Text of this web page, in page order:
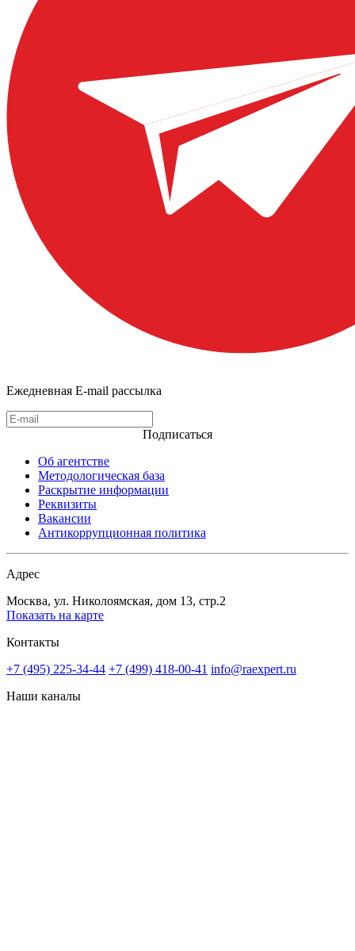
Ежедневная E-mail рассылка
Подписаться
Об агентстве
Методологическая база
Раскрытие информации
Реквизиты
Вакансии
Антикоррупционная политика
Адрес
Москва, ул. Николоямская, дом 13, стр.2
Показать на карте
Контакты
+7 (495) 225-34-44 +7 (499) 418-00-41 info@raexpert.ru
Наши каналы